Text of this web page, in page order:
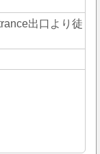
出口より徒